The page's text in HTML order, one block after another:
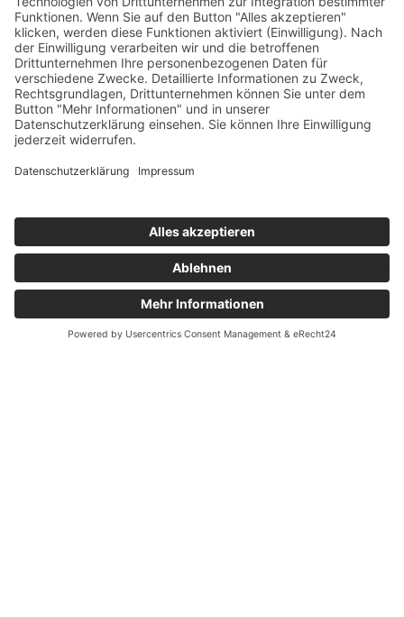
Einrichtungen
Ortsvereine
Projekte
Struktur AWO Potsdam
AWO vor Ort
Wer wir sind
Governance & Compliance
Kontakt
Suche